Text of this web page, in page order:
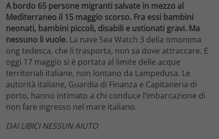
A bordo 65 persone migranti salvate in mezzo al
Mediterraneo il 15 maggio scorso. Fra essi bambini
neonati, bambini piccoli, disabili e ustionati gravi. Ma
nessuno li vuole. La nave Sea Watch 3 della omonima
ong tedesca, che li trasporta, non sa dove attraccare. E
oggi 17 maggio si è portata al limite delle acque
territoriali italiane, non lontano da Lampedusa. Le
autorità italiane, Guardia di Finanza e Capitaneria di
porto, hanno intimato a chi conduce l’imbarcazione di
non fare ingresso nel mare italiano.
DAI LIBICI NESSUN AIUTO